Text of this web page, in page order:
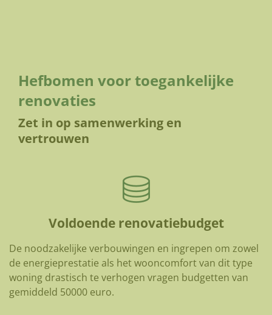
Hefbomen voor toegankelijke
renovaties
Zet in op samenwerking en
vertrouwen
Voldoende renovatiebudget
De noodzakelijke verbouwingen en ingrepen om zowel
de energieprestatie als het wooncomfort van dit type
woning drastisch te verhogen vragen budgetten van
gemiddeld 50000 euro.